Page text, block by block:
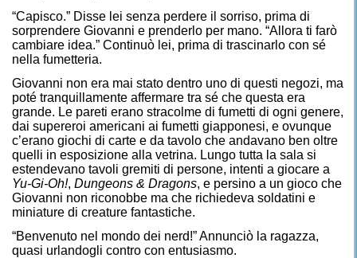
“Capisco.” Disse lei senza perdere il sorriso, prima di
sorprendere Giovanni e prenderlo per mano. “Allora ti farò
cambiare idea.” Continuò lei, prima di trascinarlo con sé
nella fumetteria.
Giovanni non era mai stato dentro uno di questi negozi, ma
poté tranquillamente affermare tra sé che questa era
grande. Le pareti erano stracolme di fumetti di ogni genere,
dai supereroi americani ai fumetti giapponesi, e ovunque
c’erano giochi di carte e da tavolo che andavano ben oltre
quelli in esposizione alla vetrina. Lungo tutta la sala si
estendevano tavoli gremiti di persone, intenti a giocare a
Yu-Gi-Oh!, Dungeons & Dragons, e persino a un gioco che
Giovanni non riconobbe ma che richiedeva soldatini e
miniature di creature fantastiche.
“Benvenuto nel mondo dei nerd!” Annunciò la ragazza,
quasi urlandogli contro con entusiasmo.